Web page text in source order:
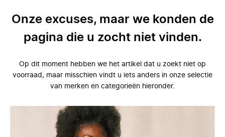
Onze excuses, maar we konden de
pagina die u zocht niet vinden.
Op dit moment hebben we het artikel dat u zoekt niet op
voorraad, maar misschien vindt u iets anders in onze selectie
van merken en categorieën hieronder.